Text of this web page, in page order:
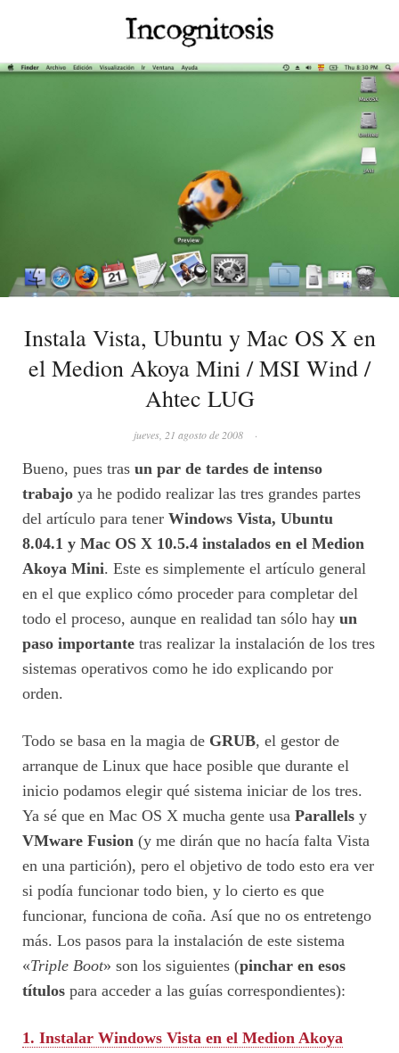
Instala Vista, Ubuntu y Mac OS X en
el Medion Akoya Mini / MSI Wind /
Ahtec LUG
jueves, 21 agosto de 2008 ·
Bueno, pues tras un par de tardes de intenso
trabajo ya he podido realizar las tres grandes partes
del artículo para tener Windows Vista, Ubuntu
8.04.1 y Mac OS X 10.5.4 instalados en el Medion
Akoya Mini. Este es simplemente el artículo general
en el que explico cómo proceder para completar del
todo el proceso, aunque en realidad tan sólo hay un
paso importante tras realizar la instalación de los tres
sistemas operativos como he ido explicando por
orden.
Todo se basa en la magia de GRUB, el gestor de
arranque de Linux que hace posible que durante el
inicio podamos elegir qué sistema iniciar de los tres.
Ya sé que en Mac OS X mucha gente usa Parallels y
VMware Fusion (y me dirán que no hacía falta Vista
en una partición), pero el objetivo de todo esto era ver
si podía funcionar todo bien, y lo cierto es que
funcionar, funciona de coña. Así que no os entretengo
más. Los pasos para la instalación de este sistema
«Triple Boot» son los siguientes (pinchar en esos
títulos para acceder a las guías correspondientes):
1. Instalar Windows Vista en el Medion Akoya